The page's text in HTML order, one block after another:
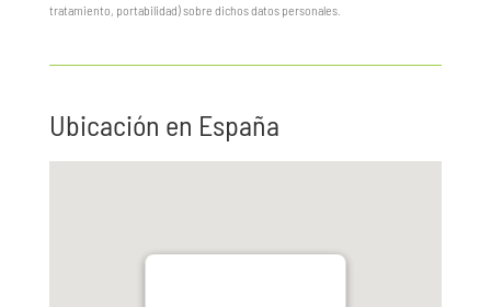
tratamiento, portabilidad) sobre dichos datos personales.
Ubicación en España